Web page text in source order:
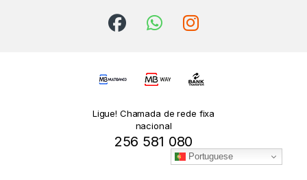
Ligue! Chamada de rede fixa
nacional
256 581 080
Portuguese